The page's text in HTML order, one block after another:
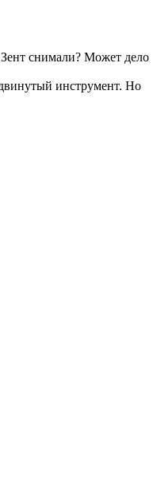
снимали? Может дело
инструмент. Но